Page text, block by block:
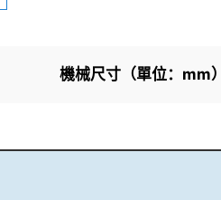
機械尺寸（單位：mm